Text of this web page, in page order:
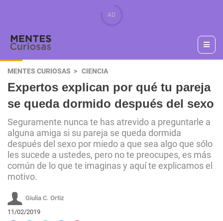
MENTES CURIOSAS CIENCIA
Expertos explican por qué tu pareja
se queda dormido después del sexo
Seguramente nunca te has atrevido a preguntarle a
alguna amiga si su pareja se queda dormida
después del sexo por miedo a que sea algo que sólo
les sucede a ustedes, pero no te preocupes, es más
común de lo que te imaginas y aquí te explicamos el
motivo.
Giulia C. Ortiz
11/02/2019